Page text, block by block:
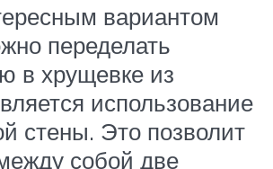
вариантом
переделать
в хрущевке из
использование
стены. Это позволит
собой две